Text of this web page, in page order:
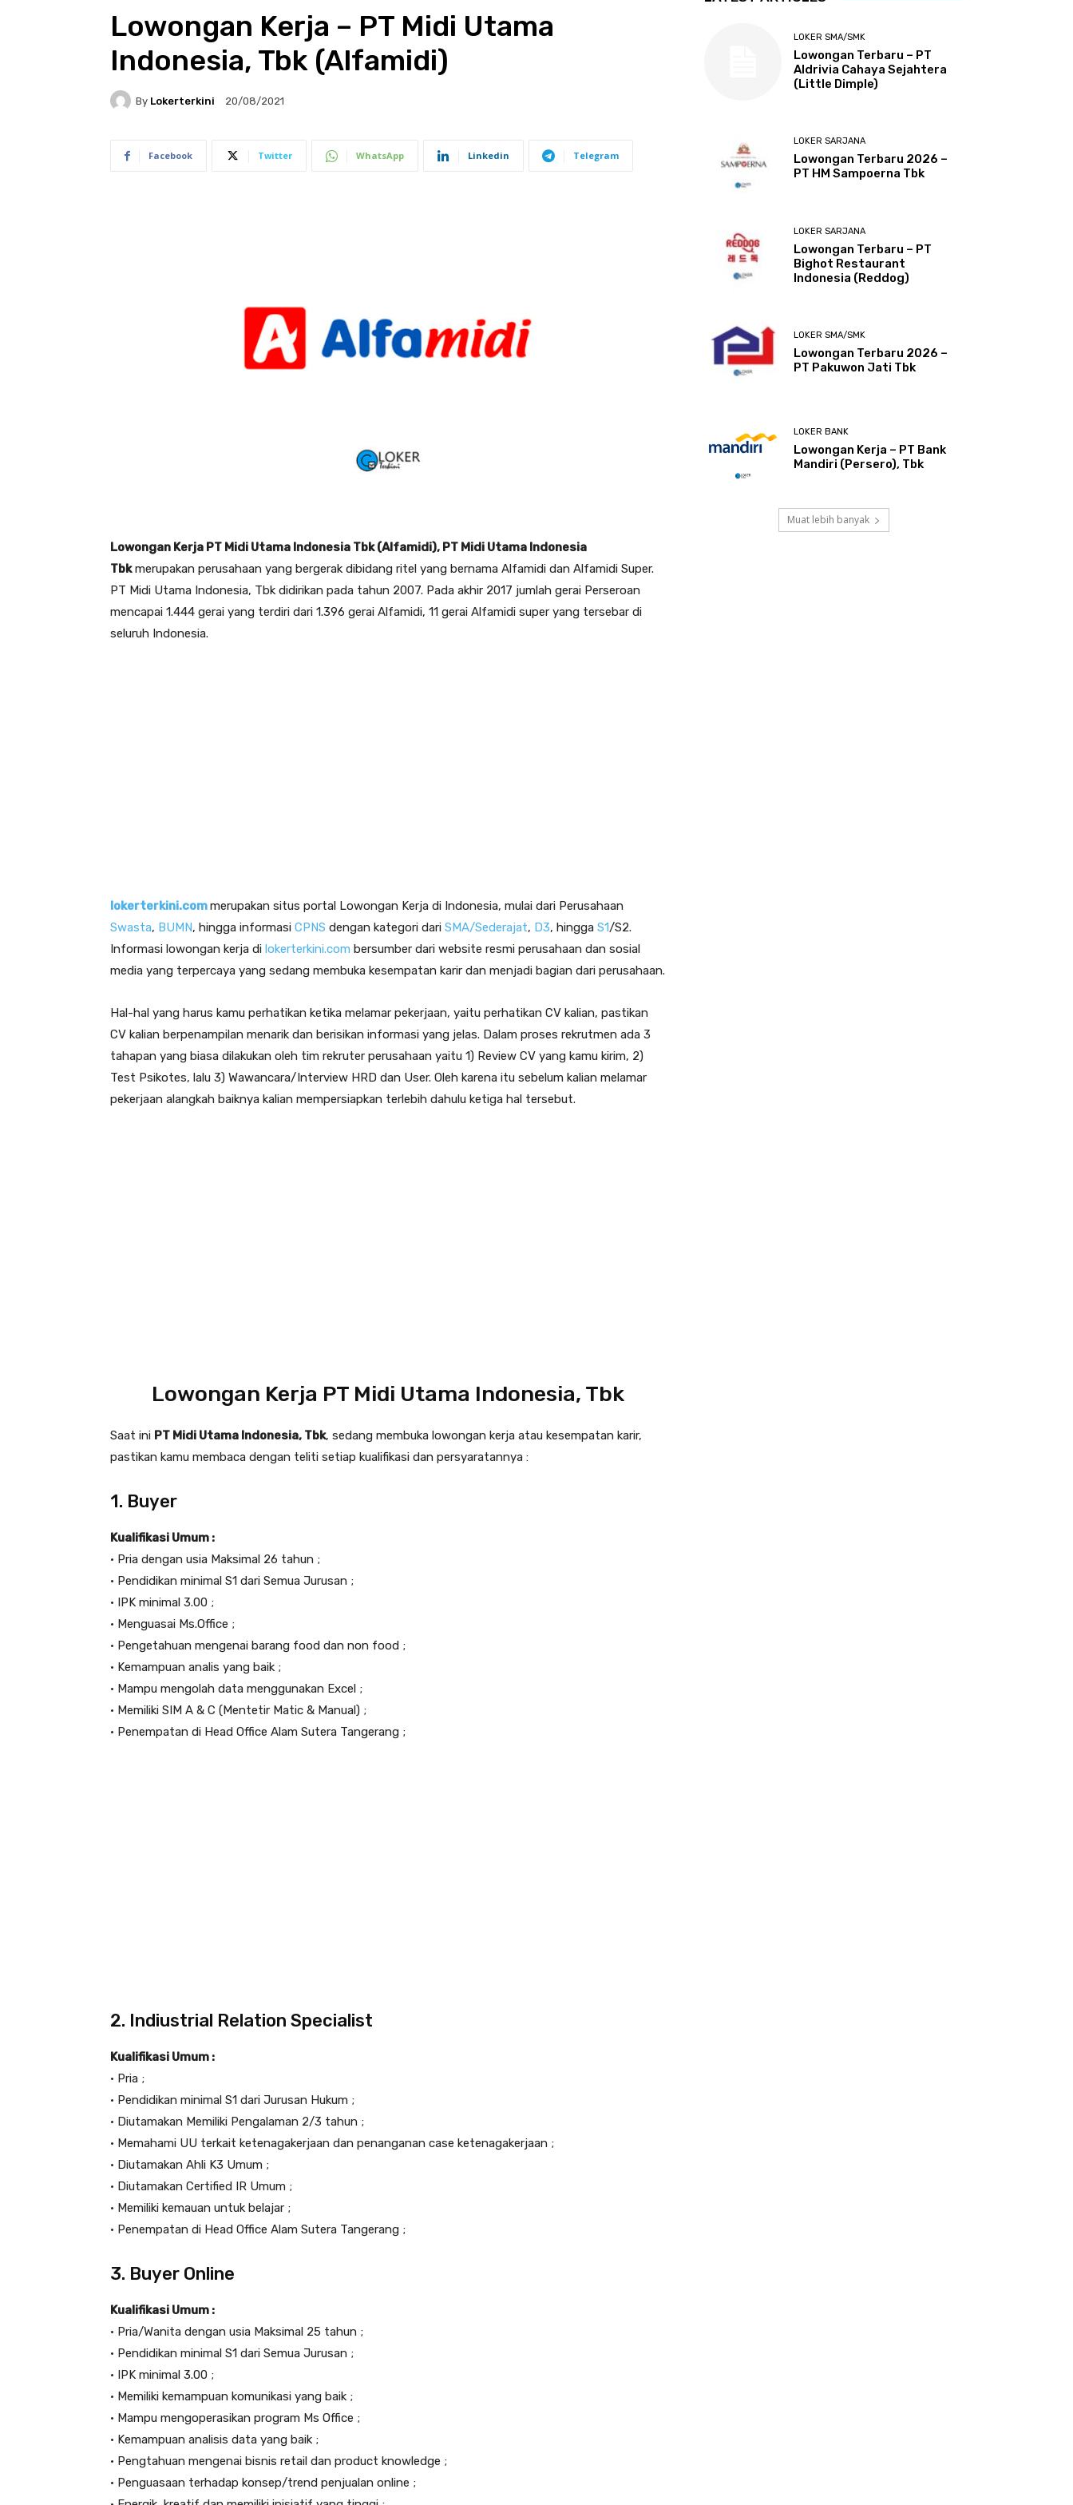
Lowongan Kerja – PT Midi Utama
Indonesia, Tbk (Alfamidi)
By Lokerterkini 20/08/2021
Facebook Twitter WhatsApp Linkedin Telegram
Lowongan Kerja PT Midi Utama Indonesia Tbk (Alfamidi), PT Midi Utama Indonesia
Tbkmerupakan perusahaan yang bergerak dibidang ritel yang bernama Alfamidi dan Alfamidi Super.
PT Midi Utama Indonesia, Tbk didirikan pada tahun 2007. Pada akhir 2017 jumlah gerai Perseroan
mencapai 1.444 gerai yang terdiri dari 1.396 gerai Alfamidi, 11 gerai Alfamidi super yang tersebar di
seluruh Indonesia.
lokerterkini.commerupakan situs portal Lowongan Kerja di Indonesia, mulai dari Perusahaan
Swasta, BUMN, hingga informasi CPNS dengan kategori dari SMA/Sederajat, D3, hingga S1/S2.
Informasi lowongan kerja di lokerterkini.com bersumber dari website resmi perusahaan dan sosial
media yang terpercaya yang sedang membuka kesempatan karir dan menjadi bagian dari perusahaan.
Hal-hal yang harus kamu perhatikan ketika melamar pekerjaan, yaitu perhatikan CV kalian, pastikan
CV kalian berpenampilan menarik dan berisikan informasi yang jelas. Dalam proses rekrutmen ada 3
tahapan yang biasa dilakukan oleh tim rekruter perusahaan yaitu 1) Review CV yang kamu kirim, 2)
Test Psikotes, lalu 3) Wawancara/Interview HRD dan User. Oleh karena itu sebelum kalian melamar
pekerjaan alangkah baiknya kalian mempersiapkan terlebih dahulu ketiga hal tersebut.
Lowongan Kerja PT Midi Utama Indonesia, Tbk
Saat ini PT Midi Utama Indonesia, Tbk, sedang membuka lowongan kerja atau kesempatan karir,
pastikan kamu membaca dengan teliti setiap kualifikasi dan persyaratannya :
1. Buyer
Kualifikasi Umum :
• Pria dengan usia Maksimal 26 tahun ;
• Pendidikan minimal S1 dari Semua Jurusan ;
• IPK minimal 3.00 ;
• Menguasai Ms.Office ;
• Pengetahuan mengenai barang food dan non food ;
• Kemampuan analis yang baik ;
• Mampu mengolah data menggunakan Excel ;
• Memiliki SIM A & C (Mentetir Matic & Manual) ;
• Penempatan di Head Office Alam Sutera Tangerang ;
2. Indiustrial Relation Specialist
Kualifikasi Umum :
• Pria ;
• Pendidikan minimal S1 dari Jurusan Hukum ;
• Diutamakan Memiliki Pengalaman 2/3 tahun ;
• Memahami UU terkait ketenagakerjaan dan penanganan case ketenagakerjaan ;
• Diutamakan Ahli K3 Umum ;
• Diutamakan Certified IR Umum ;
• Memiliki kemauan untuk belajar ;
• Penempatan di Head Office Alam Sutera Tangerang ;
3. Buyer Online
Kualifikasi Umum :
• Pria/Wanita dengan usia Maksimal 25 tahun ;
• Pendidikan minimal S1 dari Semua Jurusan ;
• IPK minimal 3.00 ;
• Memiliki kemampuan komunikasi yang baik ;
• Mampu mengoperasikan program Ms Office ;
• Kemampuan analisis data yang baik ;
• Pengtahuan mengenai bisnis retail dan product knowledge ;
• Penguasaan terhadap konsep/trend penjualan online ;
LOKER SMA/SMK
Lowongan Terbaru – PT
Aldrivia Cahaya Sejahtera
(Little Dimple)
LOKER SARJANA
Lowongan Terbaru 2026 –
PT HM Sampoerna Tbk
LOKER SARJANA
Lowongan Terbaru – PT
Bighot Restaurant
Indonesia (Reddog)
LOKER SMA/SMK
Lowongan Terbaru 2026 –
PT Pakuwon Jati Tbk
LOKER BANK
Lowongan Kerja – PT Bank
Mandiri (Persero), Tbk
Muat lebih banyak